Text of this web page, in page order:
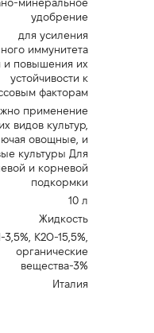
минеральное
удобрение
для усиления
иммунитета
и повышения их
устойчивости к
факторам
применение
видов культур,
овощные, и
культуры Для
и корневой
подкормки
10 л
Жидкость
3,5%, K2O-15,5%,
органические
вещества-3%
Италия